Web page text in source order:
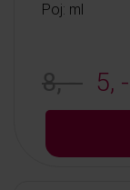
Poj: ml
8, - 5,